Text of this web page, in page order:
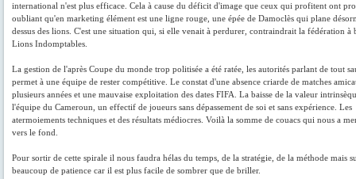
international n'est plus efficace. Cela à cause du déficit d'image que ceux qui profitent ont
oubliant qu'en marketing élément est une ligne rouge, une épée de Damoclès qui plane
dessus des lions. C'est une situation qui, si elle venait à perdurer, contraindrait la fédération à
Lions Indomptables.
La gestion de l'après Coupe du monde trop politisée a été ratée, les autorités parlant de tout
permet à une équipe de rester compétitive. Le constat d'une absence criarde de matches
plusieurs années et une mauvaise exploitation des dates FIFA. La baisse de la valeur
l'équipe du Cameroun, un effectif de joueurs sans dépassement de soi et sans expérience. Les
atermoiements techniques et des résultats médiocres. Voilà la somme de couacs qui nous a
vers le fond.
Pour sortir de cette spirale il nous faudra hélas du temps, de la stratégie, de la méthode mais
beaucoup de patience car il est plus facile de sombrer que de briller.